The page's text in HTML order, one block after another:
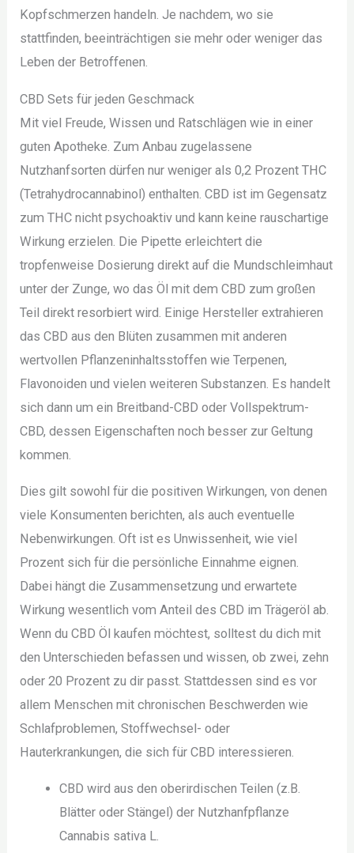
Kopfschmerzen handeln. Je nachdem, wo sie
stattfinden, beeinträchtigen sie mehr oder weniger das
Leben der Betroffenen.
CBD Sets für jeden Geschmack
Mit viel Freude, Wissen und Ratschlägen wie in einer
guten Apotheke. Zum Anbau zugelassene
Nutzhanfsorten dürfen nur weniger als 0,2 Prozent THC
(Tetrahydrocannabinol) enthalten. CBD ist im Gegensatz
zum THC nicht psychoaktiv und kann keine rauschartige
Wirkung erzielen. Die Pipette erleichtert die
tropfenweise Dosierung direkt auf die Mundschleimhaut
unter der Zunge, wo das Öl mit dem CBD zum großen
Teil direkt resorbiert wird. Einige Hersteller extrahieren
das CBD aus den Blüten zusammen mit anderen
wertvollen Pflanzeninhaltsstoffen wie Terpenen,
Flavonoiden und vielen weiteren Substanzen. Es handelt
sich dann um ein Breitband-CBD oder Vollspektrum-
CBD, dessen Eigenschaften noch besser zur Geltung
kommen.
Dies gilt sowohl für die positiven Wirkungen, von denen
viele Konsumenten berichten, als auch eventuelle
Nebenwirkungen. Oft ist es Unwissenheit, wie viel
Prozent sich für die persönliche Einnahme eignen.
Dabei hängt die Zusammensetzung und erwartete
Wirkung wesentlich vom Anteil des CBD im Trägeröl ab.
Wenn du CBD Öl kaufen möchtest, solltest du dich mit
den Unterschieden befassen und wissen, ob zwei, zehn
oder 20 Prozent zu dir passt. Stattdessen sind es vor
allem Menschen mit chronischen Beschwerden wie
Schlafproblemen, Stoffwechsel- oder
Hauterkrankungen, die sich für CBD interessieren.
CBD wird aus den oberirdischen Teilen (z.B.
Blätter oder Stängel) der Nutzhanfpflanze
Cannabis sativa L.